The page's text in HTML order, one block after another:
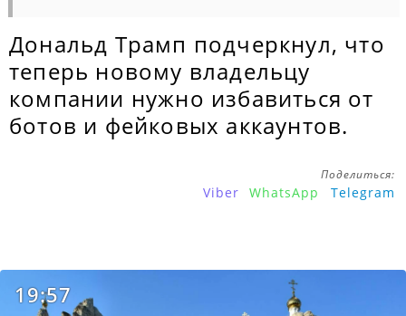
Дональд Трамп подчеркнул, что
теперь новому владельцу
компании нужно избавиться от
ботов и фейковых аккаунтов.
Поделиться:
Viber WhatsApp Telegram
19:57